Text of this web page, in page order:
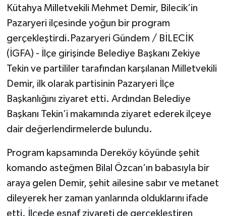
Kütahya Milletvekili Mehmet Demir, Bilecik’in
Pazaryeri ilçesinde yoğun bir program
gerçekleştirdi.Pazaryeri Gündem / BİLECİK
(İGFA) - İlçe girişinde Belediye Başkanı Zekiye
Tekin ve partililer tarafından karşılanan Milletvekili
Demir, ilk olarak partisinin Pazaryeri İlçe
Başkanlığını ziyaret etti. Ardından Belediye
Başkanı Tekin’i makamında ziyaret ederek ilçeye
dair değerlendirmelerde bulundu.
Program kapsamında Dereköy köyünde şehit
komando asteğmen Bilal Özcan’ın babasıyla bir
araya gelen Demir, şehit ailesine sabır ve metanet
dileyerek her zaman yanlarında olduklarını ifade
etti. İlçede esnaf ziyareti de gerçekleştiren